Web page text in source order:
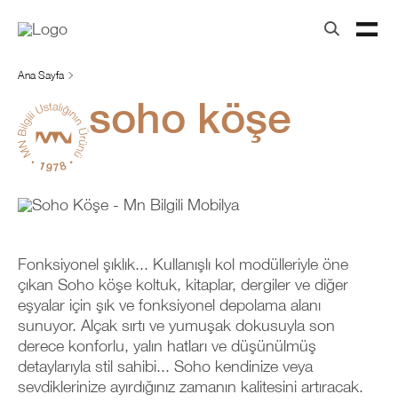
Ana Sayfa
soho köşe
Fonksiyonel şıklık... Kullanışlı kol modülleriyle öne
çıkan Soho köşe koltuk, kitaplar, dergiler ve diğer
eşyalar için şık ve fonksiyonel depolama alanı
sunuyor. Alçak sırtı ve yumuşak dokusuyla son
derece konforlu, yalın hatları ve düşünülmüş
detaylarıyla stil sahibi... Soho kendinize veya
sevdiklerinize ayırdığınız zamanın kalitesini artıracak.